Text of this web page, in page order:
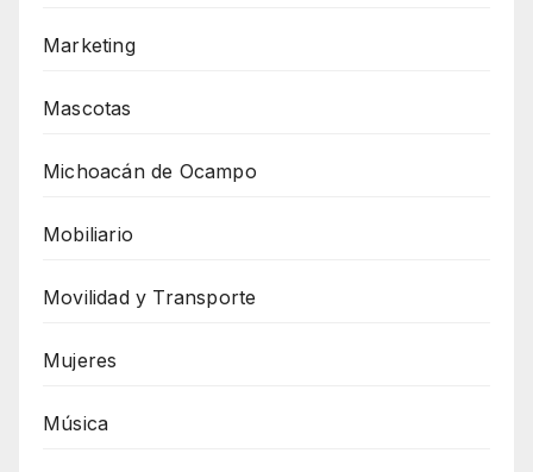
Marketing
Mascotas
Michoacán de Ocampo
Mobiliario
Movilidad y Transporte
Mujeres
Música